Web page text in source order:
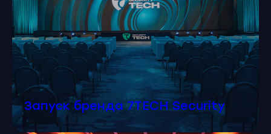
Запуск бренда 7TECH Security